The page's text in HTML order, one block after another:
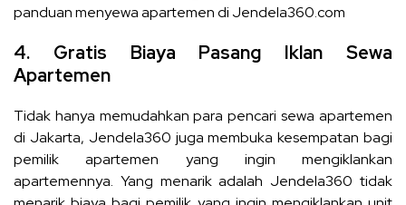
panduan menyewa apartemen di Jendela360.com
4. Gratis Biaya Pasang Iklan Sewa
Apartemen
Tidak hanya memudahkan para pencari sewa apartemen
di Jakarta, Jendela360 juga membuka kesempatan bagi
pemilik apartemen yang ingin mengiklankan
apartemennya. Yang menarik adalah Jendela360 tidak